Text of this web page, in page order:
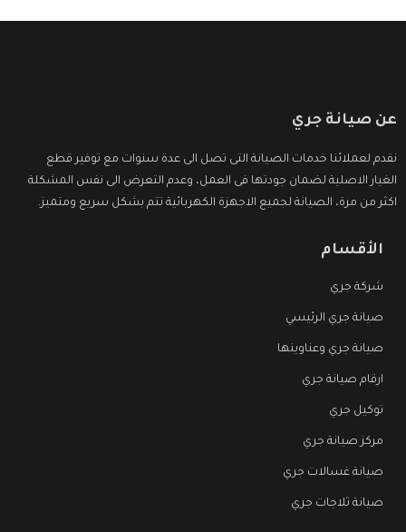
عن صيانة جري
نقدم لعملائنا خدمات الصيانة التى تصل الى عدة سنوات مع توفير قطع
الغيار الاصلية لضمان جودتها فى العمل، وعدم التعرض الى نفس المشكلة
اكثر من مرة، الصيانة لجميع الاجهزة الكهربائية تتم بشكل سريع ومتميز.
الأقسام
شركة جري
صيانة جري الرئيسي
صيانة جري وعناوينها
ارقام صيانة جري
توكيل جري
مركز صيانة جري
صيانة غسالات جري
صيانة ثلاجات جري